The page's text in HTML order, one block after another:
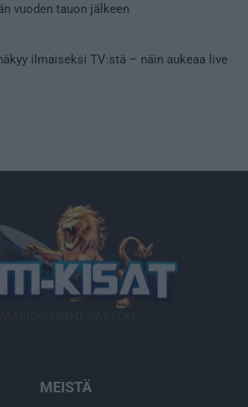
vuoden tauon jälkeen
ilmaiseksi TV:stä – näin aukeaa live
MEISTÄ